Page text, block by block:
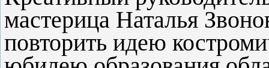
мастерица Наталья
повторить идею